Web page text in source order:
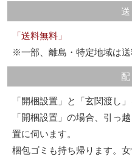
「送料無料」
※一部、離島・特定地域は送
「開梱設置」と「玄関渡し
「開梱設置」の場合、引っ
置に伺います。
梱包ゴミも持ち帰ります。